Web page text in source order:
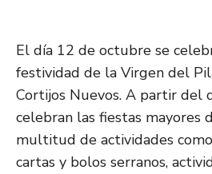
El día 12 de octubre se
festividad de la Virgen del
Cortijos Nuevos. A partir del
celebran las fiestas mayores
multitud de actividades
cartas y bolos serranos,